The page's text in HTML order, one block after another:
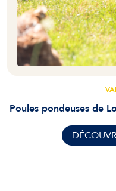
Poules pondeuses de